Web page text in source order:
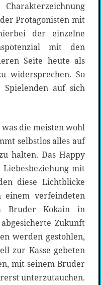
Protagonisten mit
der einzelne
mit den
Seite heute als
widersprechen. So
auf sich
was die meisten wohl
selbstlos alles auf
halten. Das Happy
mit
diese Lichtblicke
verfeindeten
Bruder Kokain in
Zukunft
werden gestohlen,
zur Kasse gebeten
mit seinem Bruder
unterzutauchen.